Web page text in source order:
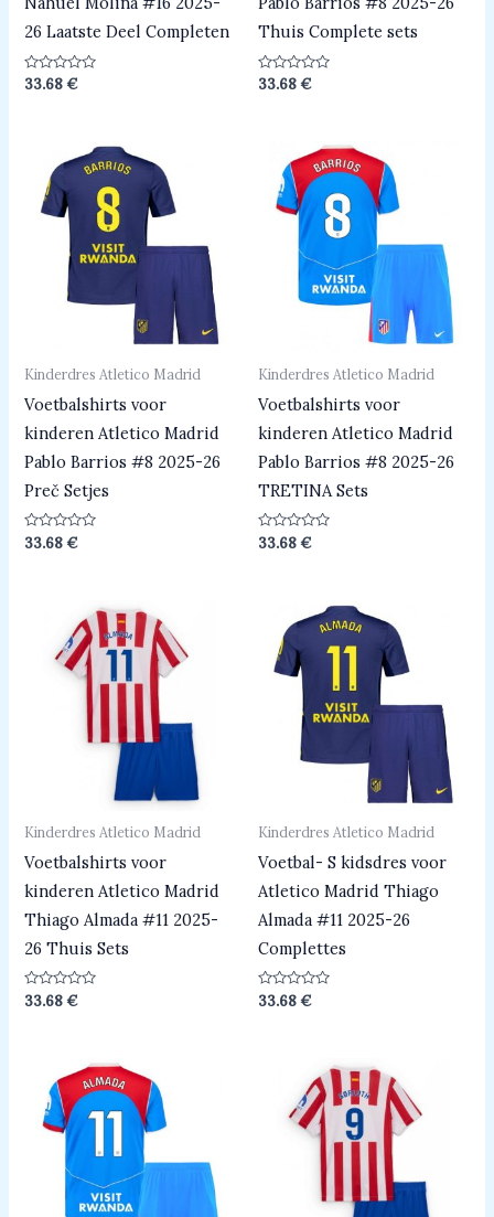
26 Laatste Deel Completen
Beoordeeld
33.68€
Thuis Complete sets
Beoordeeld
33.68€
Kinderdres Atletico Madrid
Voetbalshirts voor
kinderen Atletico Madrid
Pablo Barrios #8 2025-26
Preč Setjes
Beoordeeld
0
33.68€
Kinderdres Atletico Madrid
Voetbalshirts voor
kinderen Atletico Madrid
Pablo Barrios #8 2025-26
TRETINA Sets
Beoordeeld
0
33.68€
Kinderdres Atletico Madrid
Voetbalshirts voor
kinderen Atletico Madrid
Thiago Almada #11 2025-
26 Thuis Sets
Beoordeeld
33.68€
Kinderdres Atletico Madrid
Voetbal- S kidsdres voor
Atletico Madrid Thiago
Almada #11 2025-26
Complettes
Beoordeeld
33.68€